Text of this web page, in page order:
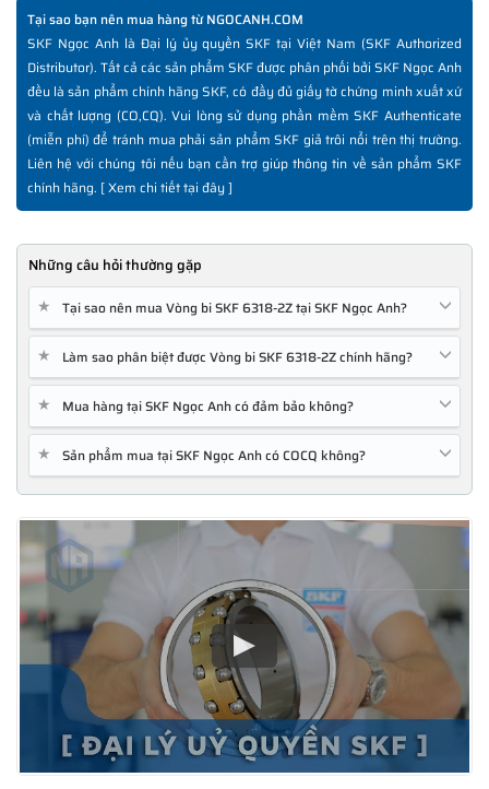
Tại sao bạn nên mua hàng từ NGOCANH.COM
SKF Ngọc Anh là Đại lý ủy quyền SKF tại Việt Nam (SKF Authorized
Distributor). Tất cả các sản phẩm SKF được phân phối bởi SKF Ngọc Anh
đều là sản phẩm chính hãng SKF, có đầy đủ giấy tờ chứng minh xuất xứ
và chất lượng (CO,CQ). Vui lòng sử dụng phần mềm SKF Authenticate
(miễn phí) để tránh mua phải sản phẩm SKF giả trôi nổi trên thị trường.
Liên hệ với chúng tôi nếu bạn cần trợ giúp thông tin về sản phẩm SKF
chính hãng. [Xem chi tiết tại đây]
Những câu hỏi thường gặp
★ Tại sao nên mua Vòng bi SKF 6318-2Z tại SKF Ngọc Anh?
★ Làm sao phân biệt được Vòng bi SKF 6318-2Z chính hãng?
★ Mua hàng tại SKF Ngọc Anh có đảm bảo không?
★ Sản phẩm mua tại SKF Ngọc Anh có COCQ không?